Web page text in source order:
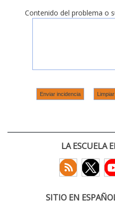
Contenido del problema o
LA ESCUELA
SITIO EN